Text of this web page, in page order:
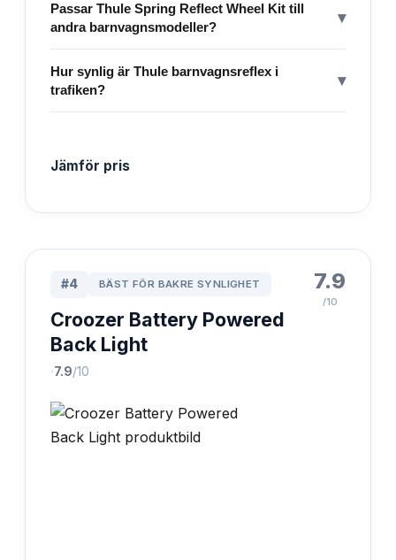
Passar Thule Spring Reflect Wheel Kit till
andra barnvagnsmodeller?
▾
Hur synlig är Thule barnvagnsreflex i
trafiken?
▾
Jämför pris
#4 BÄST FÖR BAKRE SYNLIGHET
Croozer Battery Powered
Back Light
·7.9/10
7.9
/10